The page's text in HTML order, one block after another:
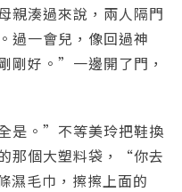
湊過來說，兩人隔門
過一會兒，像回過神
剛好。”一邊開了門，
是。”不等美玲把鞋換
那個大塑料袋，“你去
毛巾，擦擦上面的